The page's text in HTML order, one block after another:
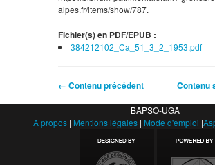
alpes.fr/items/show/787.
Fichier(s) en PDF/EPUB :
384212102_Ca_51_3_2_1953.pdf
← Contenu précédent Contenu
BAPSO-UGA
A propos | Mentions légales | Mode d'emploi |